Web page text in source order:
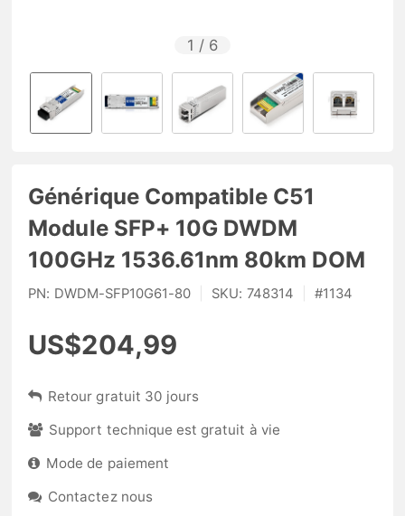
1 / 6
Générique Compatible C51
Module SFP+ 10G DWDM
100GHz 1536.61nm 80km DOM
PN: DWDM-SFP10G61-80 SKU: 748314 #1134
US$204,99
Retour gratuit 30 jours
Support technique est gratuit à vie
Mode de paiement
Contactez nous